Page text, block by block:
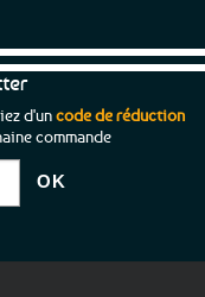
d'uncode de réduction
commande